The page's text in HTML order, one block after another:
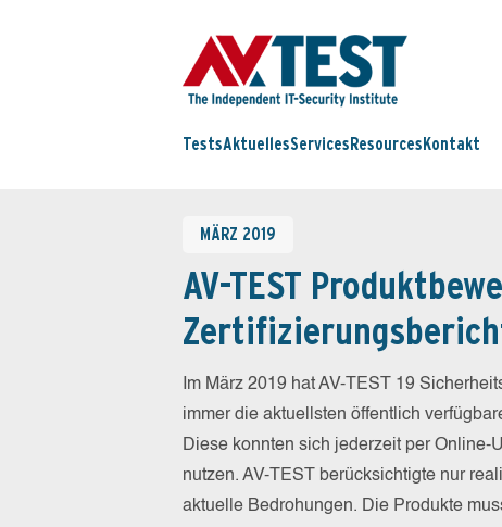
TestsAktuellesServices Resources Kontakt
MÄRZ 2019
AV-TEST
Im März 2019 hat AV-TEST 19
immer die aktuellsten öffentlich
Diese konnten sich jederzeit per Online-
nutzen. AV-TEST berücksichtigte nur
aktuelle Bedrohungen. Die Produkte